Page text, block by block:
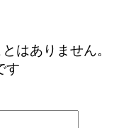
はありません。
す